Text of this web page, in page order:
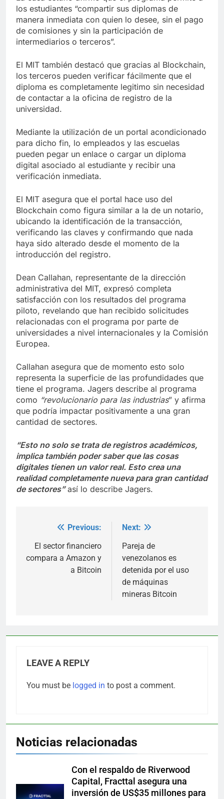
los estudiantes “compartir sus diplomas de
manera inmediata con quien lo desee, sin el pago
de comisiones y sin la participación de
intermediarios o terceros”.
El MIT también destacó que gracias al Blockchain,
los terceros pueden verificar fácilmente que el
diploma es completamente legitimo sin necesidad
de contactar a la oficina de registro de la
universidad.
Mediante la utilización de un portal acondicionado
para dicho fin, lo empleados y las escuelas
pueden pegar un enlace o cargar un diploma
digital asociado al estudiante y recibir una
verificación inmediata.
El MIT asegura que el portal hace uso del
Blockchain como figura similar a la de un notario,
ubicando la identificación de la transacción,
verificando las claves y confirmando que nada
haya sido alterado desde el momento de la
introducción del registro.
Dean Callahan, representante de la dirección
administrativa del MIT, expresó completa
satisfacción con los resultados del programa
piloto, revelando que han recibido solicitudes
relacionadas con el programa por parte de
universidades a nivel internacionales y la Comisión
Europea.
Callahan asegura que de momento esto solo
representa la superficie de las profundidades que
tiene el programa. Jagers describe al programa
como “revolucionario para las industrias” y afirma
que podría impactar positivamente a una gran
cantidad de sectores.
“Esto no solo se trata de registros académicos,
implica también poder saber que las cosas
digitales tienen un valor real. Esto crea una
realidad completamente nueva para gran cantidad
de sectores”así lo describe Jagers.
navigation
Previous:
El sector financiero
compara a Amazon y
a Bitcoin
Next:
Pareja de
venezolanos es
detenida por el uso
de máquinas
mineras Bitcoin
LEAVE A REPLY
You must be logged in to post a comment.
Noticias relacionadas
Con el respaldo de Riverwood
Capital, Fracttal asegura una
inversión de US$35 millones para